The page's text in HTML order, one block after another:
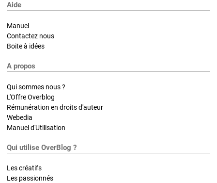
Aide
Manuel
Contactez nous
Boite à idées
A propos
Qui sommes nous ?
L'Offre Overblog
Rémunération en droits d'auteur
Webedia
Manuel d'Utilisation
Qui utilise OverBlog ?
Les créatifs
Les passionnés